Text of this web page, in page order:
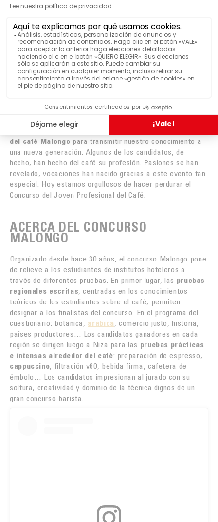
UNA 30ª EDICIÓN ANIVERSARIO
Este año, el concurso Malongo celebra sus 30 años de
pasión al servicio delcaféy su enseñanza.Tres décadas
de intercambio con los estudiantes y los profesores
tres décadas de formación a través de nuestra
del café Malongo para transmitir nuestro conocimiento a
una nueva generación. Algunos de los candidatos, de
hecho, han hecho del café su profesión. Pasiones se han
revelado, vocaciones han nacido gracias a este evento tan
especial. Hoy estamos orgullosos de hacer perdurar el
Concurso del Joven Profesional del Café.
ACERCA DEL CONCURSO
MALONGO
Organizado desde hace 30 años, el concurso Malongo pone
de relieve a los estudiantes de institutos hoteleros a
través de diferentes pruebas. En primer lugar, las pruebas
regionales escritas, centradas en los conocimientos
teóricos de los estudiantes sobre el café, permiten
designar a los finalistas del concurso. En el programa del
cuestionario: botánica, arabica, comercio justo, historia,
países productores… Los candidatos ganadores en cada
región se dirigen luego a Niza para las pruebas prácticas
e intensas alrededor del café: preparación de espresso,
cappuccino, filtración v60, bebida firma, cafetera de
émbolo… Los candidatos impresionan al jurado con su
soltura, creatividad y dominio de la técnica dignos de un
gran concurso barista.